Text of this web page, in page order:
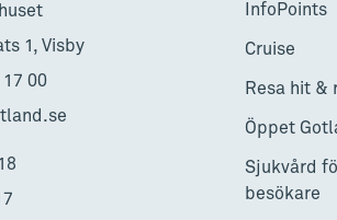
1, Visby
00
InfoPoints
Cruise
Resa hit &
Öppet
Sjukvård
besökare